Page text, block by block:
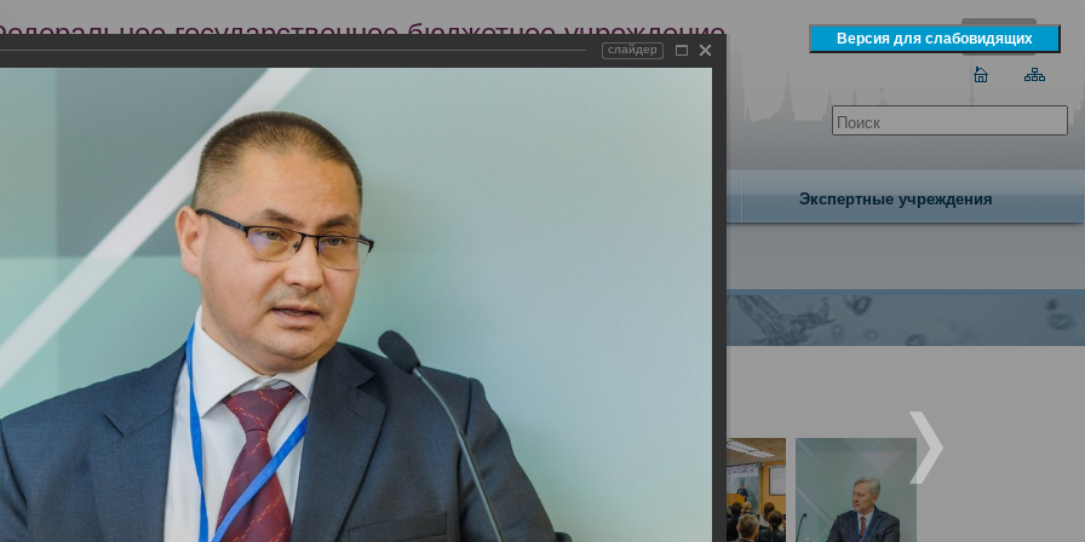
государственное бюджетное учреждение
центр судебно-медицинской экспертизы
Минздрава России
Научная деятельность Экспертиза Экспертные учреждения
(24.11) IX Всероссийского съезда судебных медиков
IX Всероссийского съезда судебных медиков
слайдер